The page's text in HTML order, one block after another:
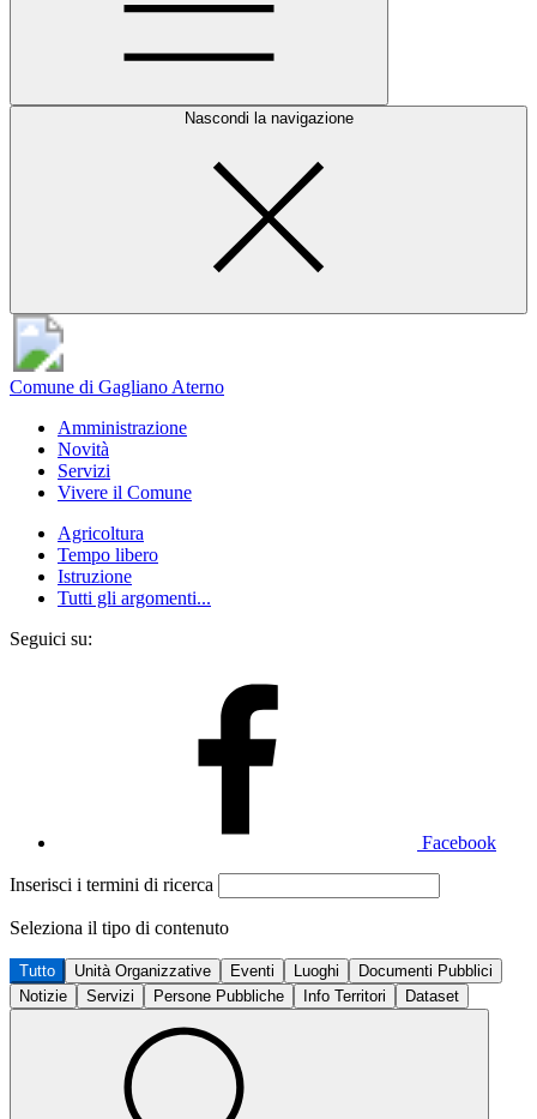
Nascondi la navigazione
Comune di Gagliano Aterno
Amministrazione
Novità
Servizi
Vivere il Comune
Agricoltura
Tempo libero
Istruzione
Tutti gli argomenti...
Seguici su:
Facebook
Inserisci i termini di ricerca
Seleziona il tipo di contenuto
Tutto Unità Organizzative Eventi Luoghi
Documenti Pubblici
Notizie
Servizi Persone Pubbliche Info Territori Dataset